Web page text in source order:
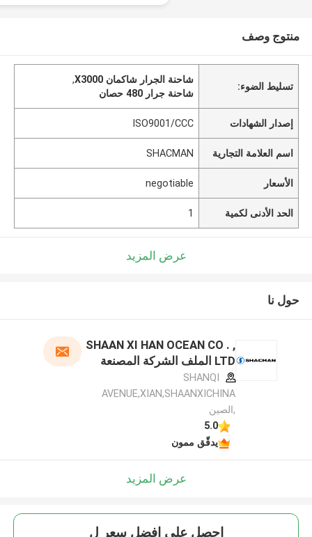
منتوج وصف
تسليط الضوء:
شاحنة الجرار شاكمان X3000
,
شاحنة جرار 480 حصان
إصدار الشهادات ISO9001/CCC
اسم العلامة التجارية SHACMAN
الأسعار negotiable
الحد الأدنى لكمية 1
عرض المزيد
حول نا
SHAAN XI HAN OCEAN CO . ,
LTD الملف الشركة المصنعة
SHANQI
AVENUE,XIAN,SHAANXICHINA
,الصين
5.0
يدقّق ممون
عرض المزيد
احصل على افضل سعر ل